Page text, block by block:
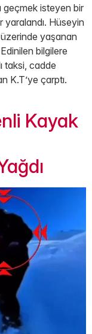
geçmek isteyen bir
yaralandı. Hüseyin
yaşanan
bilgilere
taksi, cadde
K.T’ye çarptı.
Kayak